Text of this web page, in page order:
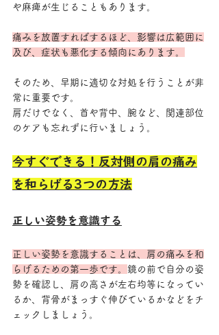
や麻痺が生じることもあります。
痛みを放置すればするほど、影響は広範囲に
及び、症状も悪化する傾向にあります。
そのため、早期に適切な対処を行うことが非
常に重要です。
肩だけでなく、首や背中、腕など、関連部位
のケアも忘れずに行いましょう。
今すぐできる！反対側の肩の痛み
を和らげる3つの方法
正しい姿勢を意識する
正しい姿勢を意識することは、肩の痛みを和
らげるための第一歩です。 鏡の前で自分の姿
勢を確認し、肩の高さが左右均等になってい
るか、背骨がまっすぐ伸びているかなどをチ
ェックしましょう。